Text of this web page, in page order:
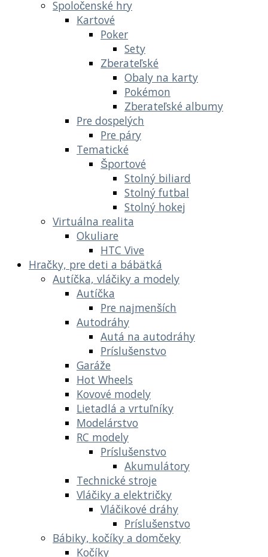
Spoločenské hry
Kartové
Poker
Sety
Zberateľské
Obaly na karty
Pokémon
Zberateľské albumy
Pre dospelých
Pre páry
Tematické
Športové
Stolný biliard
Stolný futbal
Stolný hokej
Virtuálna realita
Okuliare
HTC Vive
Hračky, pre deti a bábätká
Autíčka, vláčiky a modely
Autíčka
Pre najmenších
Autodráhy
Autá na autodráhy
Príslušenstvo
Garáže
Hot Wheels
Kovové modely
Lietadlá a vrtuľníky
Modelárstvo
RC modely
Príslušenstvo
Akumulátory
Technické stroje
Vláčiky a električky
Vláčikové dráhy
Príslušenstvo
Bábiky, kočíky a domčeky
Kočíky